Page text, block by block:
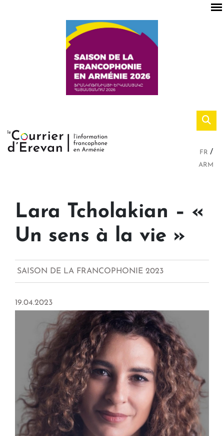
FR
ARM
Lara Tcholakian – «
Un sens à la vie »
SAISON DE LA FRANCOPHONIE 2023
19.04.2023